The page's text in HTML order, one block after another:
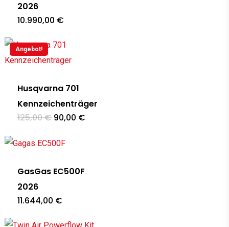
2026
10.990,00 €
Angebot!
Husqvarna 701
Kennzeichenträger
125,00€ Ursprünglicher
Preis
125,00 €
90,00 €Aktueller
GasGas EC500F
2026
11.644,00 €